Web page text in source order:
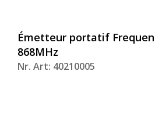
Émetteur portatif
868MHz
Nr. Art: 40210005